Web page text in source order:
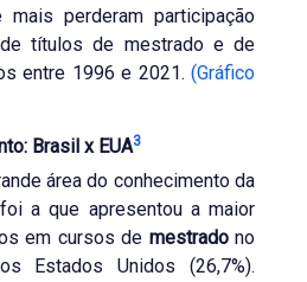
perderam participação
títulos de mestrado e de
entre 1996 e 2021. (Gráfico
Brasil x EUA3
área do conhecimento da
a que apresentou a maior
em cursos de mestradono
Estados Unidos (26,7%).